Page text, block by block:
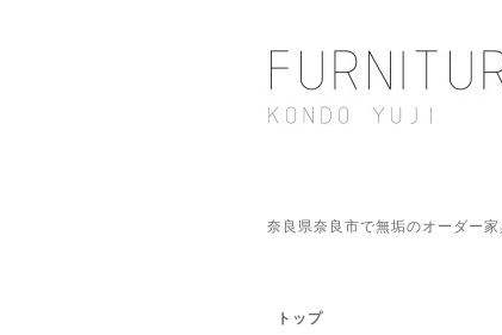
奈良県奈良市で無垢のオーダー
トップ